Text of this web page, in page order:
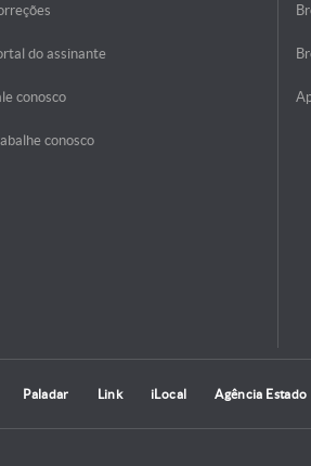
do assinante
conosco
conosco
Paladar Link iLocal Agência Estado